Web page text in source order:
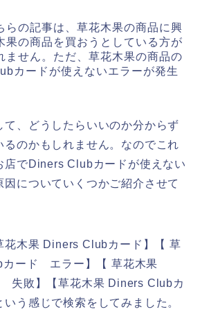
らの記事は、草花木果の商品に興
果の商品を買おうとしている方が
ません。ただ、草花木果の商品の
カードが使えないエラーが発生
て、どうしたらいいのか分からず
るのかもしれません。なのでこれ
店でDiners Clubカードが使えない
因についていくつかご紹介させて
花木果 Diners Clubカード】【 草
ード エラー】【 草花木果
失敗】【草花木果 Diners Clubカ
う感じで検索をしてみました。